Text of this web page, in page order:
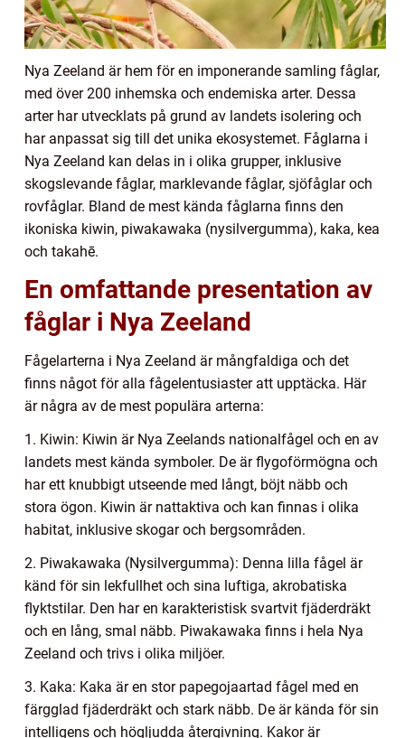
Nya Zeeland är hem för en imponerande samling fåglar,
med över 200 inhemska och endemiska arter. Dessa
arter har utvecklats på grund av landets isolering och
har anpassat sig till det unika ekosystemet. Fåglarna i
Nya Zeeland kan delas in i olika grupper, inklusive
skogslevande fåglar, marklevande fåglar, sjöfåglar och
rovfåglar. Bland de mest kända fåglarna finns den
ikoniska kiwin, piwakawaka (nysilvergumma), kaka, kea
och takahē.
En omfattande presentation av
fåglar i Nya Zeeland
Fågelarterna i Nya Zeeland är mångfaldiga och det
finns något för alla fågelentusiaster att upptäcka. Här
är några av de mest populära arterna:
1. Kiwin: Kiwin är Nya Zeelands nationalfågel och en av
landets mest kända symboler. De är flygoförmögna och
har ett knubbigt utseende med långt, böjt näbb och
stora ögon. Kiwin är nattaktiva och kan finnas i olika
habitat, inklusive skogar och bergsområden.
2. Piwakawaka (Nysilvergumma): Denna lilla fågel är
känd för sin lekfullhet och sina luftiga, akrobatiska
flyktstilar. Den har en karakteristisk svartvit fjäderdräkt
och en lång, smal näbb. Piwakawaka finns i hela Nya
Zeeland och trivs i olika miljöer.
3. Kaka: Kaka är en stor papegojaartad fågel med en
färgglad fjäderdräkt och stark näbb. De är kända för sin
intelligens och högljudda återgivning. Kakor är